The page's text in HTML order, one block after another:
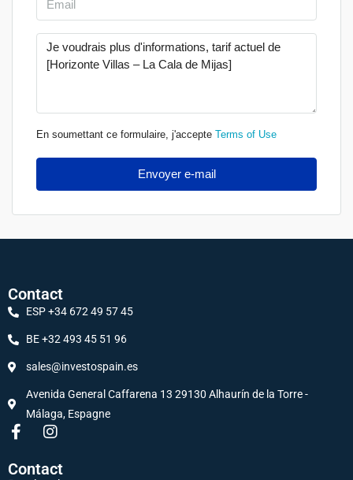
En soumettant ce formulaire, j'accepte Terms of Use
Envoyer e-mail
Contact
ESP +34 672 49 57 45
BE +32 493 45 51 96
sales@investospain.es
Avenida General Caffarena 13 29130 Alhaurín de la Torre -
Málaga, Espagne
Contact